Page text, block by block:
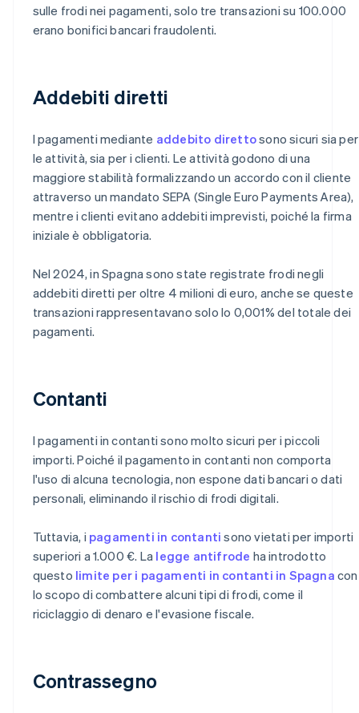
sulle frodi nei pagamenti, solo tre transazioni su 100.000
erano bonifici bancari fraudolenti.
Addebiti diretti
I pagamenti mediante addebito direttosono sicuri sia per
le attività, sia per i clienti. Le attività godono di una
maggiore stabilità formalizzando un accordo con il cliente
attraverso un mandato SEPA (Single Euro Payments Area),
mentre i clienti evitano addebiti imprevisti, poiché la firma
iniziale è obbligatoria.
Nel 2024, in Spagna sono state registrate frodi negli
addebiti diretti per oltre 4 milioni di euro, anche se queste
transazioni rappresentavano solo lo 0,001% del totale dei
pagamenti.
Contanti
I pagamenti in contanti sono molto sicuri per i piccoli
importi. Poiché il pagamento in contanti non comporta
l'uso di alcuna tecnologia, non espone dati bancari o dati
personali, eliminando il rischio di frodi digitali.
Tuttavia, i pagamenti in contanti sono vietati per importi
superiori a 1.000 €. La legge antifrode ha introdotto
questo limite per i pagamenti in contanti in Spagna con
lo scopo di combattere alcuni tipi di frodi, come il
riciclaggio di denaro e l'evasione fiscale.
Contrassegno